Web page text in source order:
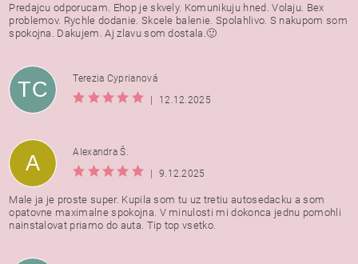
Predajcu odporucam. Ehop je skvely. Komunikuju hned. Volaju. Bex
problemov. Rychle dodanie. Skcele balenie. Spolahlivo. S nakupom som
spokojna. Dakujem. Aj zlavu som dostala.🙂
TC
Terezia Cyprianová
|
12.12.2025
A
Alexandra Š.
|
9.12.2025
Male ja je proste super. Kupila som tu uz tretiu autosedacku a som
opatovne maximalne spokojna. V minulosti mi dokonca jednu pomohli
nainstalovat priamo do auta. Tip top vsetko.